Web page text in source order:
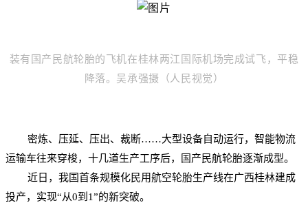
装有国产民航轮胎的飞机在桂林两江国际机场完成试飞，平稳
降落。吴承强摄（人民视觉）
密炼、压延、压出、裁断……大型设备自动运行，智能物流
运输车往来穿梭，十几道生产工序后，国产民航轮胎逐渐成型。
近日，我国首条规模化民用航空轮胎生产线在广西桂林建成
投产，实现“从0到1”的新突破。